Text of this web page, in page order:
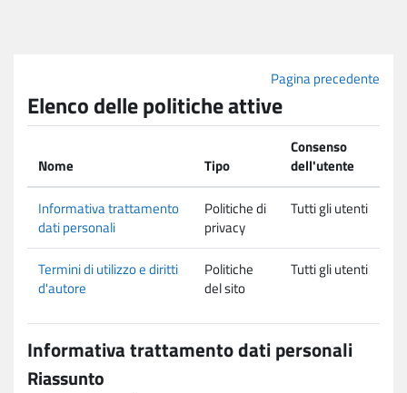
Pagina precedente
Elenco delle politiche attive
Nome Tipo
Consenso
dell'utente
Informativa trattamento
dati personali
Politiche di
privacy
Tutti gli utenti
Termini di utilizzo e diritti
d'autore
Politiche
del sito
Tutti gli utenti
Informativa trattamento dati personali
Riassunto